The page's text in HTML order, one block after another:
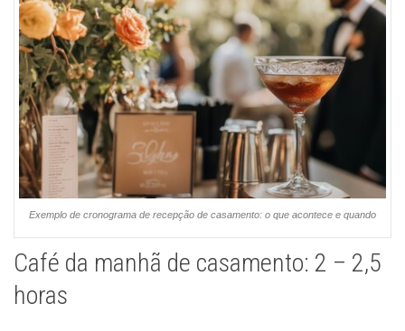
Exemplo de cronograma de recepção de casamento: o que acontece e quando
Café da manhã de casamento: 2 – 2,5
horas